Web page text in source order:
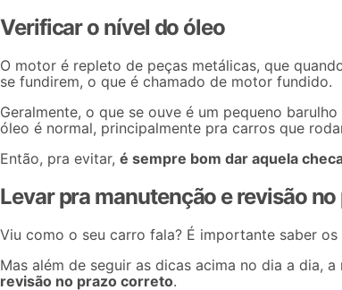
Verificar o nível do óleo
O motor é repleto de peças metálicas, que
se fundirem, o que é chamado de motor fundido.
Geralmente, o que se ouve é um pequeno
óleo é normal, principalmente pra carros que
Então, pra evitar, é sempre bom dar aquela
Levar pra manutenção e revisão
Viu como o seu carro fala? É importante saber
Mas além de seguir as dicas acima no dia a dia,
revisão no prazo correto.